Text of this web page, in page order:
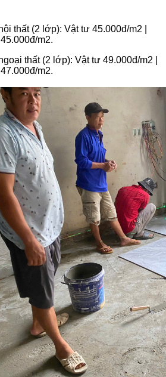
thất (2 lớp): Vật tư 45.000đ/m2 |
m2.
thất (2 lớp): Vật tư 49.000đ/m2 |
m2.